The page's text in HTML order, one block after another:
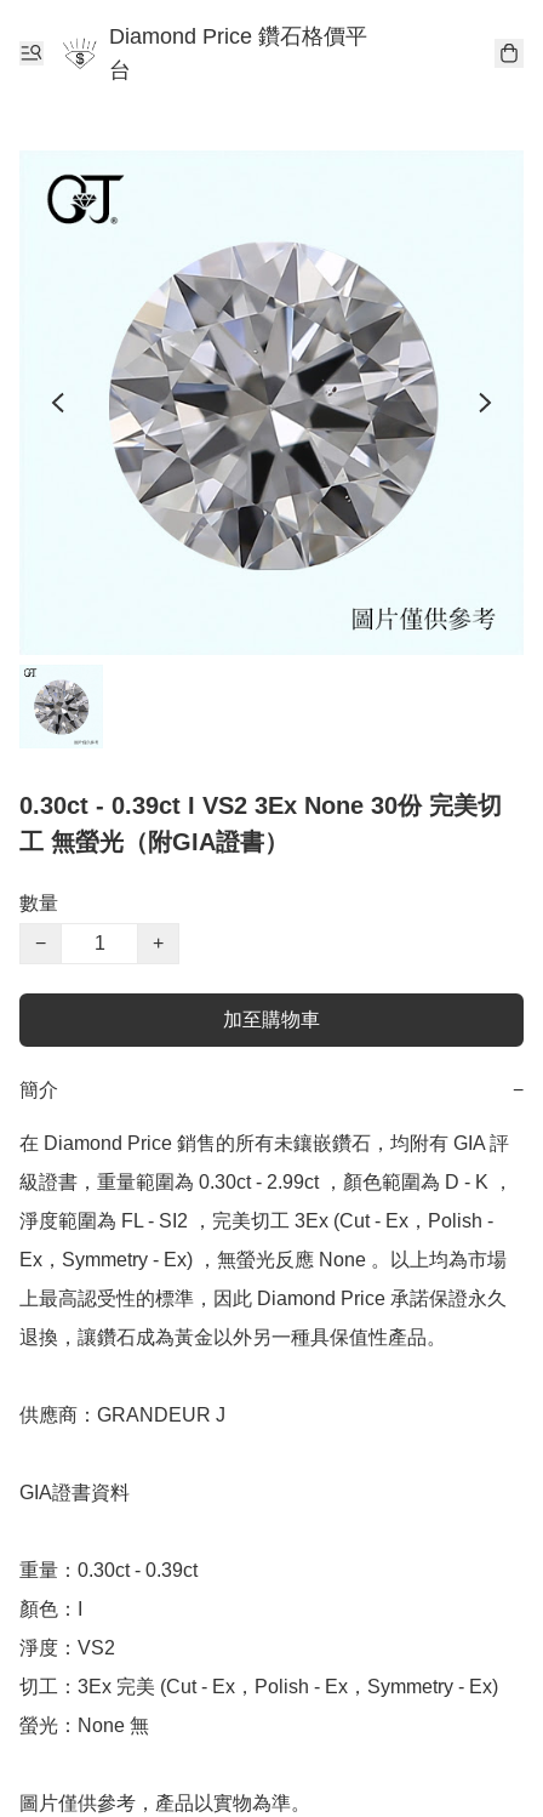
Diamond Price 鑽石格價平
台
0.30ct - 0.39ct I VS2 3Ex None 30份 完美切
工 無螢光（附GIA證書）
數量
−
+
加至購物車
簡介 −
在 Diamond Price 銷售的所有未鑲嵌鑽石，均附有 GIA 評
級證書，重量範圍為 0.30ct - 2.99ct ，顏色範圍為 D - K ，
淨度範圍為 FL - SI2 ，完美切工 3Ex (Cut - Ex，Polish -
Ex，Symmetry - Ex) ，無螢光反應 None 。以上均為市場
上最高認受性的標準，因此 Diamond Price 承諾保證永久
退換，讓鑽石成為黃金以外另一種具保值性產品。
供應商：GRANDEUR J
GIA證書資料
重量：0.30ct - 0.39ct
顏色：I
淨度：VS2
切工：3Ex 完美 (Cut - Ex，Polish - Ex，Symmetry - Ex)
螢光：None 無
圖片僅供參考，產品以實物為準。